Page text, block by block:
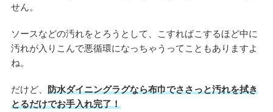
せん。
ソースなどの汚れをとろうとして、こすればこするほど中に
汚れが入りこんで悪循環になっちゃうってこともありますよ
ね。
だけど、 防水ダイニングラグなら布巾でささっと汚れを拭き
とるだけでお手入れ完了！